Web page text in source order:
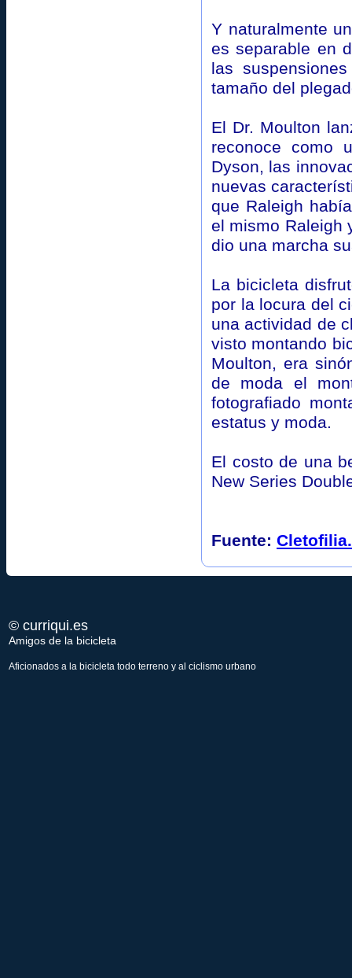
Y naturalmente
es separable en
las
tamaño del
El Dr. Moulton
reconoce como
Dyson, las
nuevas
que Raleigh
el mismo Raleigh
dio una marcha
La bicicleta
por la locura del
una actividad de
visto montando
Moulton, era
de moda el
fotografiado
estatus y moda.
El costo de una
New Series
Fuente:
© curriqui.es
Amigos de la bicicleta
Aficionados a la bicicleta todo terreno y al ciclismo urbano